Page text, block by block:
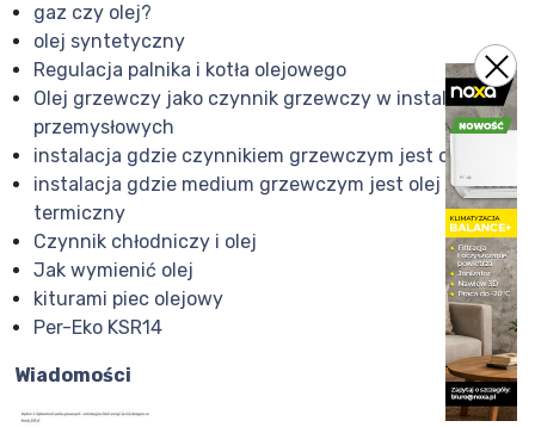
gaz czy olej?
olej syntetyczny
Regulacja palnika i kotła olejowego
Olej grzewczy jako czynnik grzewczy w instalacjach
przemysłowych
instalacja gdzie czynnikiem grzewczym jest olej
instalacja gdzie medium grzewczym jest olej
termiczny
Czynnik chłodniczy i olej
Jak wymienić olej
kiturami piec olejowy
Per-Eko KSR14
Wiadomości